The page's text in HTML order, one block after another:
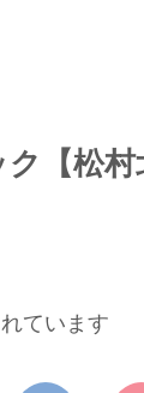
【松
ています